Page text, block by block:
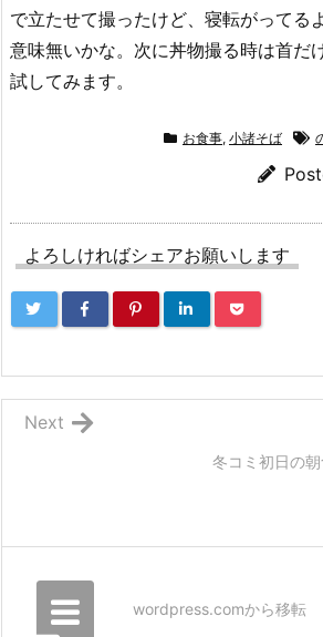
で立たせて撮ったけど、寝転がってる
意味無いかな。次に丼物撮る時は首だ
試してみます。
お食事, 小諸そば
よろしければシェアお願いします
冬コミ初日の朝
Next
wordpress.comから移転